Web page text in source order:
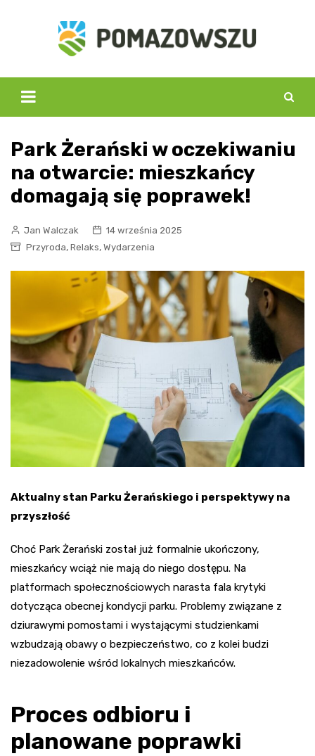
Park Żerański w oczekiwaniu
na otwarcie: mieszkańcy
domagają się poprawek!
Jan Walczak
14 września 2025
Przyroda, Relaks, Wydarzenia
Aktualny stan Parku Żerańskiego i perspektywy na
przyszłość
Choć Park Żerański został już formalnie ukończony,
mieszkańcy wciąż nie mają do niego dostępu. Na
platformach społecznościowych narasta fala krytyki
dotycząca obecnej kondycji parku. Problemy związane z
dziurawymi pomostami i wystającymi studzienkami
wzbudzają obawy o bezpieczeństwo, co z kolei budzi
niezadowolenie wśród lokalnych mieszkańców.
Proces odbioru i
planowane poprawki